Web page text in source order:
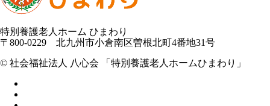
特別養護老人ホーム ひまわり
〒800-0229 北九州市小倉南区曽根北町4番地31号
©︎ 社会福祉法人 八心会 「特別養護老人ホームひまわり」